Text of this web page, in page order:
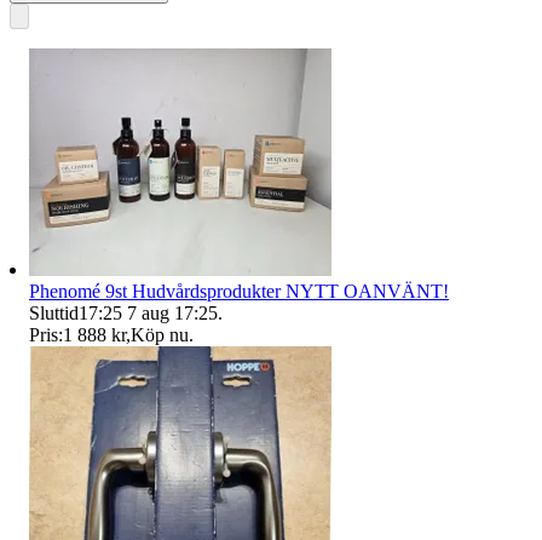
Phenomé 9st Hudvårdsprodukter NYTT OANVÄNT!
Sluttid17:25 7 aug 17:25.
Pris:1 888 kr,Köp nu.